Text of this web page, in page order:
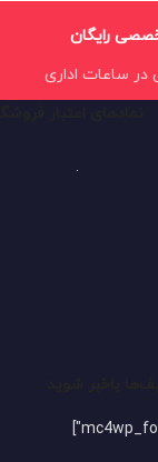
رایگان
در ساعات اداری